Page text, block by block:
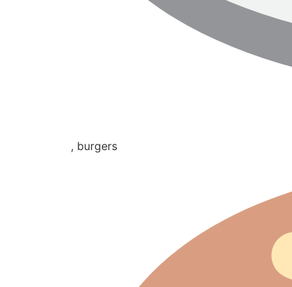
, burgers